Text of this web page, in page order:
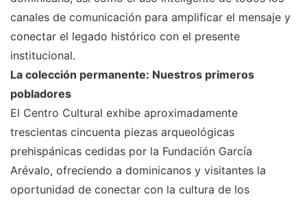
canales de comunicación para amplificar el mensaje y
conectar el legado histórico con el presente
institucional.
La colección permanente: Nuestros primeros
pobladores
El Centro Cultural exhibe aproximadamente
trescientas cincuenta piezas arqueológicas
prehispánicas cedidas por la Fundación García
Arévalo, ofreciendo a dominicanos y visitantes la
oportunidad de conectar con la cultura de los